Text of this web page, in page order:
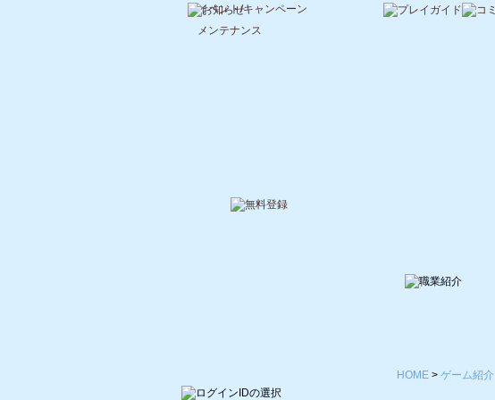
イベント/キャンペーン
メンテナンス
HOME > ゲーム紹介